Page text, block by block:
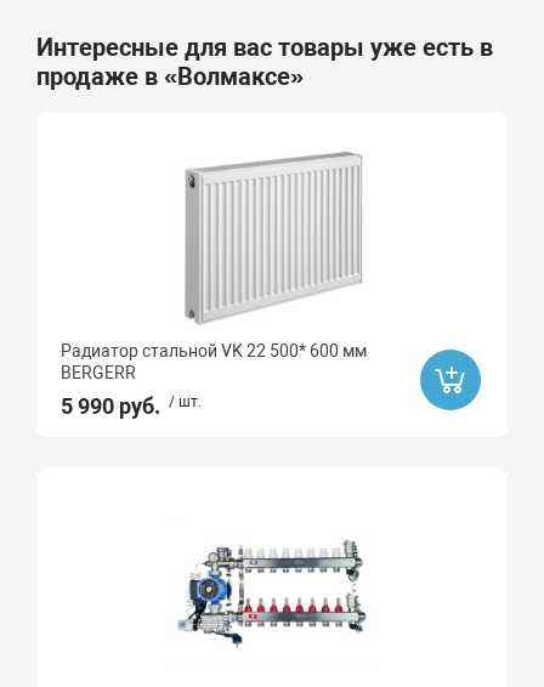
Интересные для вас товары уже есть в
продаже в «Волмаксе»
Радиатор стальной VK 22 500* 600 мм
BERGERR
5 990 руб. / шт.